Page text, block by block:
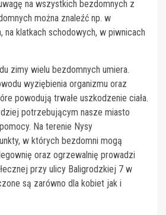
na wszystkich bezdomnych z
można znaleźć np. w
na klatkach schodowych, w piwnicach
zimy wielu bezdomnych umiera.
wyziębienia organizmu oraz
powodują trwałe uszkodzenie ciała.
potrzebującym nasze miasto
Na terenie Nysy
w których bezdomni mogą
oraz ogrzewalnię prowadzi
przy ulicy Baligrodzkiej 7 w
są zarówno dla kobiet jak i